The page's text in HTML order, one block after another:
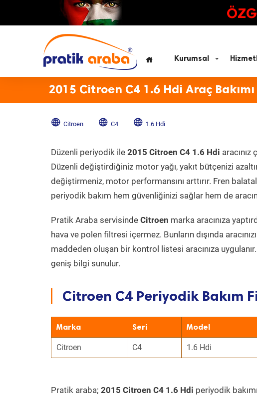
Kurumsal
2015 Citroen C4 1.6 Hdi Araç Bakımı
Citroen C4 1.6 Hdi
Düzenli periyodik ile 2015 Citroen C4 1.6 Hdi
Düzenli değiştirdiğiniz motor yağı, yakıt bütçenizi
değiştirmeniz, motor performansını arttırır. Fren
periyodik bakım hem güvenliğinizi sağlar hem de
Pratik Araba servisinde Citroen marka aracınıza
hava ve polen filtresi içermez. Bunların dışında
maddeden oluşan bir kontrol listesi aracınıza
geniş bilgi sunulur.
Citroen C4 Periyodik Bakım
Marka Seri Model
Citroen C4 1.6 Hdi
Pratik araba; 2015 Citroen C4 1.6 Hdi periyodik